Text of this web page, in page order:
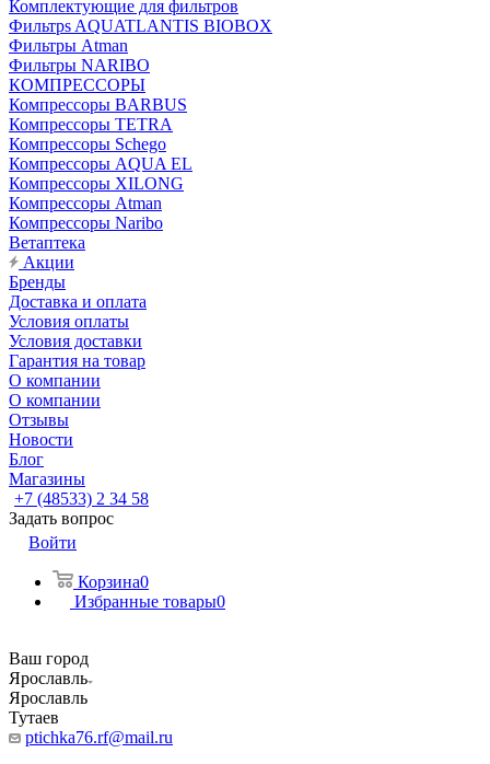
Комплектующие для фильтров
Фильтрs AQUATLANTIS BIOBOX
Фильтры Atman
Фильтры NARIBO
КОМПРЕССОРЫ
Компрессоры BARBUS
Компрессоры TETRA
Компрессоры Schego
Компрессоры AQUA EL
Компрессоры XILONG
Компрессоры Atman
Компрессоры Naribo
Ветаптека
Акции
Бренды
Доставка и оплата
Условия оплаты
Условия доставки
Гарантия на товар
О компании
О компании
Отзывы
Новости
Блог
Магазины
+7 (48533) 2 34 58
Задать вопрос
Войти
Корзина0
Избранные товары0
Ваш город
Ярославль
Ярославль
Тутаев
ptichka76.rf@mail.ru